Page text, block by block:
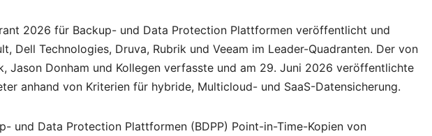
2026 für Backup- und Data Protection Plattformen veröffentlicht und
Dell Technologies, Druva, Rubrik und Veeam im Leader-Quadranten. Der von
Jason Donham und Kollegen verfasste und am 29. Juni 2026 veröffentlichte
anhand von Kriterien für hybride, Multicloud- und SaaS-Datensicherung.
und Data Protection Plattformen (BDPP) Point-in-Time-Kopien von